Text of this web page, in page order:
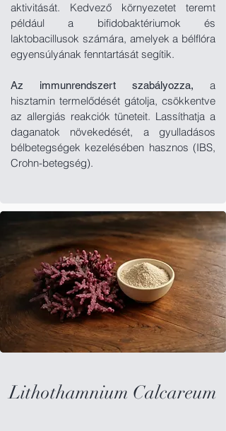
aktivitását. Kedvező környezetet teremt
például a bifidobaktériumok és
laktobacillusok számára, amelyek a bélflóra
egyensúlyának fenntartását segítik.
Az immunrendszert szabályozza, a
hisztamin termelődését gátolja, csökkentve
az allergiás reakciók tüneteit. Lassíthatja a
daganatok növekedését, a gyulladásos
bélbetegségek kezelésében hasznos (IBS,
Crohn-betegség).
Lithothamnium Calcareum